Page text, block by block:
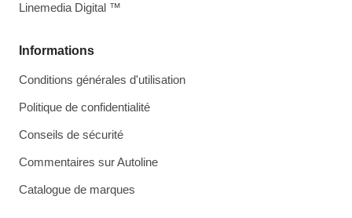
Informations
Conditions générales d'utilisation
Politique de confidentialité
Conseils de sécurité
Commentaires sur Autoline
Catalogue de marques
Linemedia Digital ™